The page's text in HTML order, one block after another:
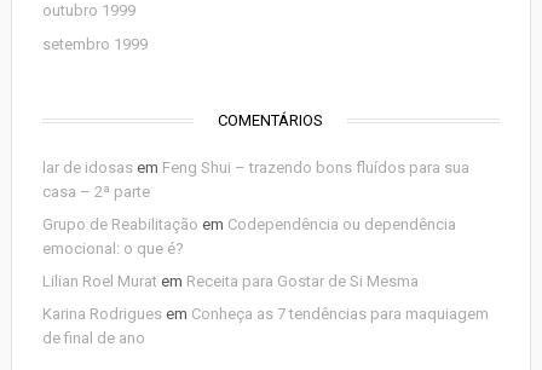
outubro 1999
setembro 1999
COMENTÁRIOS
lar de idosasem Feng Shui – trazendo bons fluídos para sua
casa – 2ª parte
Grupo de Reabilitação em Codependência ou dependência
emocional: o que é?
Lilian Roel Muratem Receita para Gostar de Si Mesma
Karina Rodriguesem Conheça as 7 tendências para maquiagem
de final de ano